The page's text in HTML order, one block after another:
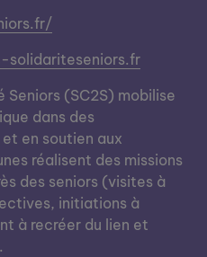
solidariteseniors.fr
(SC2S) mobilise
dans des
en soutien aux
réalisent des missions
des seniors (visites à
initiations à
à recréer du lien et